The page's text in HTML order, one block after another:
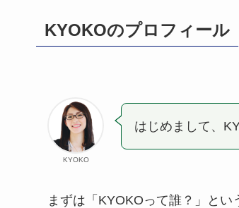
KYOKOのプロフィール
KYOKO
はじめまして、
まずは「KYOKOって誰？」と